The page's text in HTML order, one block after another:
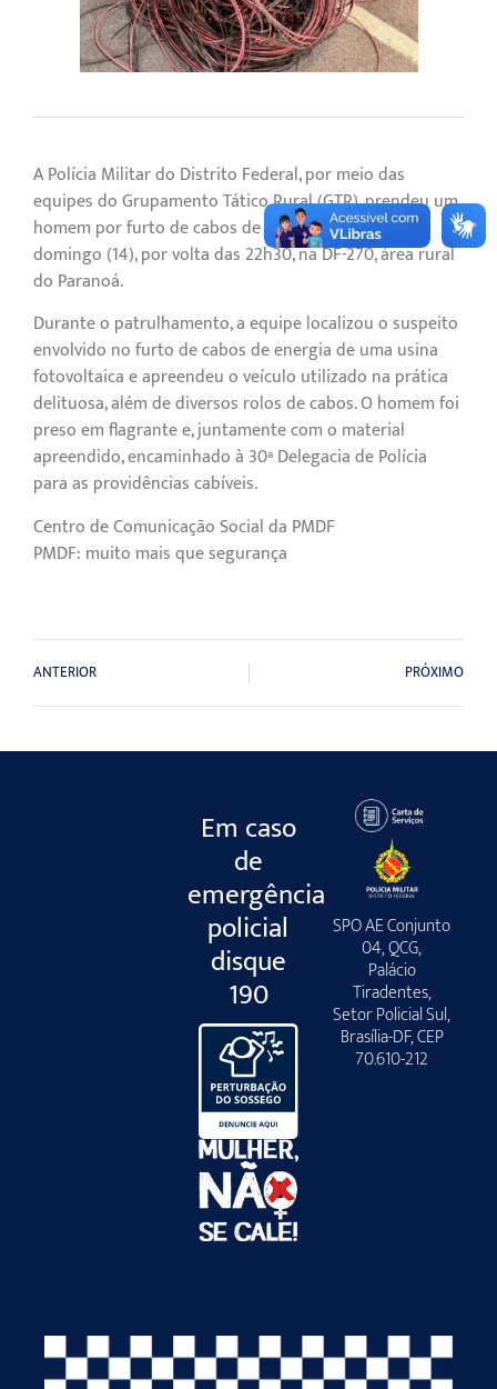
A Polícia Militar do Distrito Federal, por meio das
equipes do Grupamento Tático Rural (GTR), prendeu um
homem por furto de cabos de energia na noite de
domingo (14), por volta das 22h30, na DF-270, área rural
do Paranoá.
Durante o patrulhamento, a equipe localizou o suspeito
envolvido no furto de cabos de energia de uma usina
fotovoltaica e apreendeu o veículo utilizado na prática
delituosa, além de diversos rolos de cabos. O homem foi
preso em flagrante e, juntamente com o material
apreendido, encaminhado à 30ª Delegacia de Polícia
para as providências cabíveis.
Centro de Comunicação Social da PMDF
PMDF: muito mais que segurança
ANTERIOR PRÓXIMO
Em caso
de
emergência
policial
disque
190
SPO AE Conjunto
04, QCG,
Palácio
Tiradentes,
Setor Policial Sul,
Brasília-DF, CEP
70.610-212